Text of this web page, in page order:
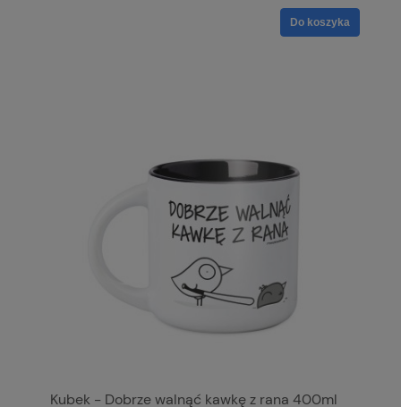
Do koszyka
Kubek - Dobrze walnąć kawkę z rana 400ml